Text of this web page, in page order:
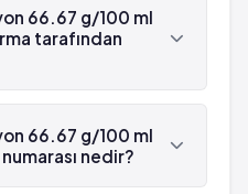
Laktitol 'dür.
66.67 g/100 ml
tarafından
66.67 g/100 ml 200
üretilmektedir.
66.67 g/100 ml
nedir?